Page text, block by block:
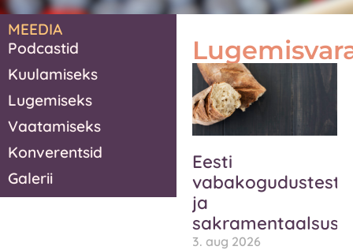
MEEDIA
Podcastid
Kuulamiseks
Lugemiseks
Vaatamiseks
Konverentsid
Galerii
Eesti
vabakogudustest
ja
3. aug 2026